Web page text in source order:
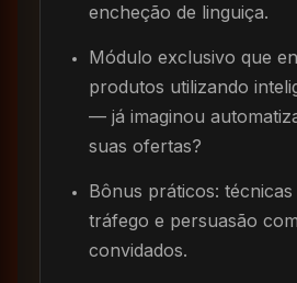
encheção de linguiça.
Módulo exclusivo que
produtos utilizando
— já imaginou
suas ofertas?
Bônus práticos:
tráfego e persuasão
convidados.